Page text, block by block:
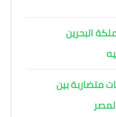
البحرين
متضاربة بين